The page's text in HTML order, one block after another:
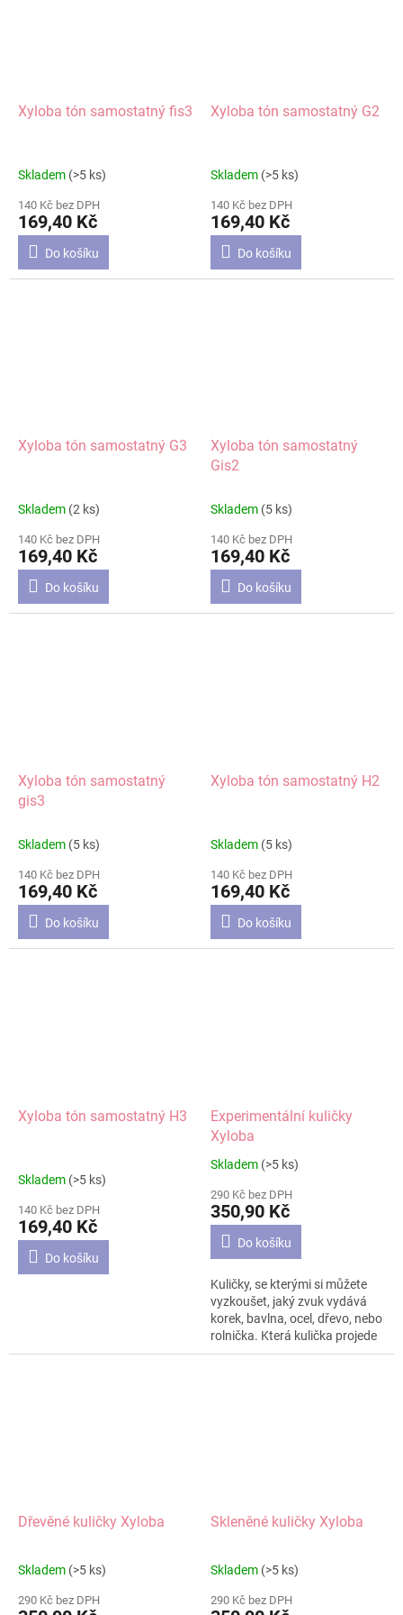
Xyloba tón samostatný fis3
Skladem (>5 ks)
140 Kč bez DPH
169,40 Kč
Do košíku
Xyloba tón samostatný G2
Skladem (>5 ks)
140 Kč bez DPH
169,40 Kč
Do košíku
Xyloba tón samostatný G3
Skladem (2 ks)
140 Kč bez DPH
169,40 Kč
Do košíku
Xyloba tón samostatný
Gis2
Skladem (5 ks)
140 Kč bez DPH
169,40 Kč
Do košíku
Xyloba tón samostatný
gis3
Skladem (5 ks)
140 Kč bez DPH
169,40 Kč
Do košíku
Xyloba tón samostatný H2
Skladem (5 ks)
140 Kč bez DPH
169,40 Kč
Do košíku
Xyloba tón samostatný H3
Skladem (>5 ks)
140 Kč bez DPH
169,40 Kč
Do košíku
Experimentální kuličky
Xyloba
Průměrné
produktu
je
4,4
hvězdiček.
Skladem (>5 ks)
290 Kč bez DPH
350,90 Kč
Do košíku
Kuličky, se kterými si můžete
vyzkoušet, jaký zvuk vydává
korek, bavlna, ocel, dřevo, nebo
rolnička. Která kulička projede
dráhu rychleji, která pomaleji a
Dřevěné kuličky Xyloba
Průměrné
produktu
Skladem (>5 ks)
290 Kč bez DPH
Skleněné kuličky Xyloba
Průměrné
produktu
Skladem (>5 ks)
290 Kč bez DPH